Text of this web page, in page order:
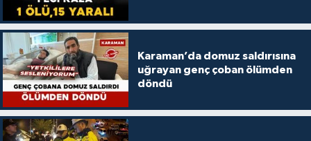
Karaman’da domuz saldırısına
uğrayan genç çoban ölümden
döndü